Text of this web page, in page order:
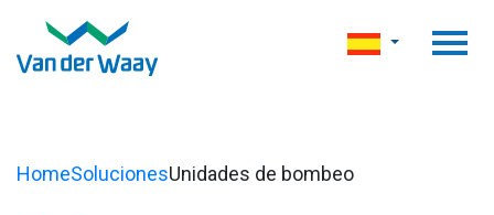
HomeSolucionesUnidades de bombeo